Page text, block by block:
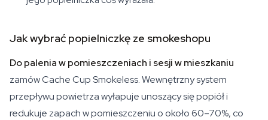
Jak wybrać popielniczkę ze smokeshopu
Do palenia w pomieszczeniach i sesji w mieszkaniu
zamów Cache Cup Smokeless. Wewnętrzny system
przepływu powietrza wyłapuje unoszący się popiół i
redukuje zapach w pomieszczeniu o około 60–70%, co